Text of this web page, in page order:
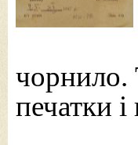
чорнило.
печатки